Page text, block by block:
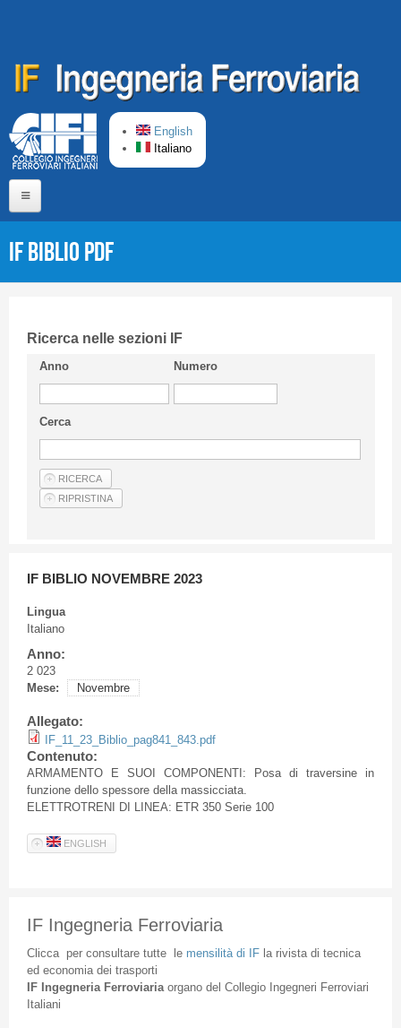
English
Italiano
CIFI in breve
Linee Guida
Privacy Policy
Articoli
IF Biblio PDF
Ricerca nelle sezioni IF
Anno Numero
Cerca
IF BIBLIO NOVEMBRE 2023
Lingua
Italiano
Anno:
2 023
Mese:
Novembre
Allegato:
IF_11_23_Biblio_pag841_843.pdf
Contenuto:
ARMAMENTO E SUOI COMPONENTI: Posa di traversine in
funzione dello spessore della massicciata.
ELETTROTRENI DI LINEA: ETR 350 Serie 100
ENGLISH
IF Ingegneria Ferroviaria
Cliccaper consultare tuttele mensilità di IFla rivista di tecnica
ed economia dei trasporti
IF Ingegneria Ferroviaria organodel Collegio Ingegneri Ferroviari
Italiani